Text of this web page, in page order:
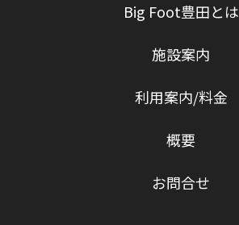
Big Foot豊田とは
施設案内
利用案内/料金
概要
お問合せ